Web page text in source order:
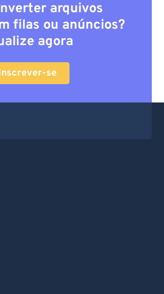
arquivos
filas ou anúncios?
agora
se